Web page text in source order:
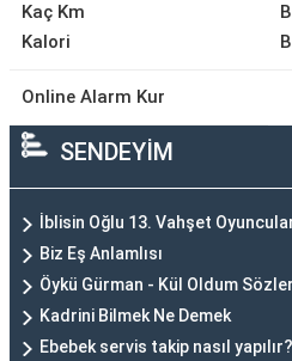
Kaç Km
Kalori
Online Alarm Kur
SENDEYİM
İblisin Oğlu 13. Vahşet
Biz Eş Anlamlısı
Öykü Gürman - Kül Oldum
Kadrini Bilmek Ne Demek
Ebebek servis takip nasıl yapılır?